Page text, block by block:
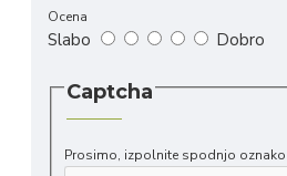
Ocena
Slabo Dobro
Captcha
Prosimo, izpolnite spodnjo oznako